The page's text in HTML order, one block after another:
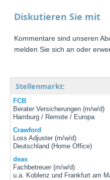
Diskutieren Sie mit
Kommentare sind unseren
melden Sie sich an oder
Stellenmarkt:
FCB
Berater Versicherungen (m/w/d)
Hamburg / Remote / Europa
Crawford
Loss Adjuster (m/w/d)
Deutschland (Home Office)
deas
Fachbetreuer (m/w/d)
u.a. Koblenz und Frankfurt am